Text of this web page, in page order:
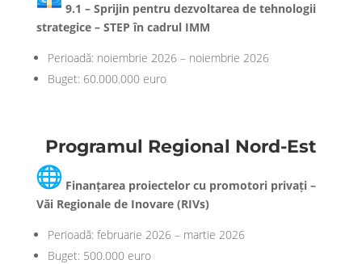
9.1 – Sprijin pentru dezvoltarea de tehnologii
strategice – STEP în cadrul IMM
Perioadă: noiembrie 2026 – noiembrie 2026
Buget: 60.000.000 euro
Programul Regional Nord-Est
Finanțarea proiectelor cu promotori privați –
Văi Regionale de Inovare (RIVs)
Perioadă: februarie 2026 – martie 2026
Buget: 500.000 euro